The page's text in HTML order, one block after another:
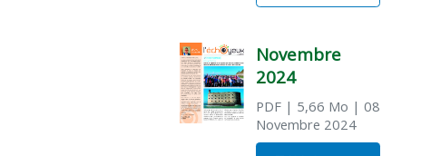
Novembre
2024
PDF| 5,66 Mo | 08
Novembre 2024